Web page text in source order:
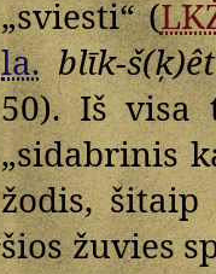
„sviesti“ (
la. blīk-š(ķ)êt
50). Iš
„sidabrinis
žodis, šitaip
šios žuvies